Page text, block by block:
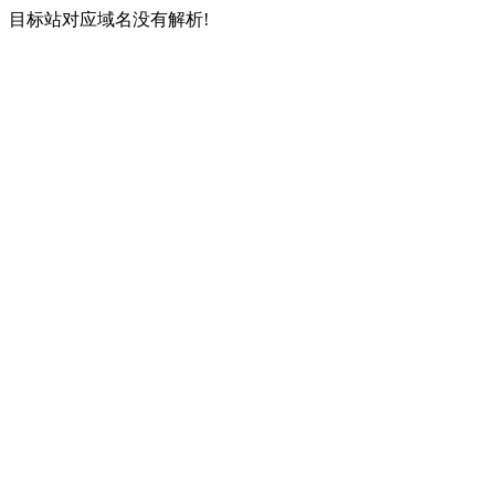
目标站对应域名没有解析!